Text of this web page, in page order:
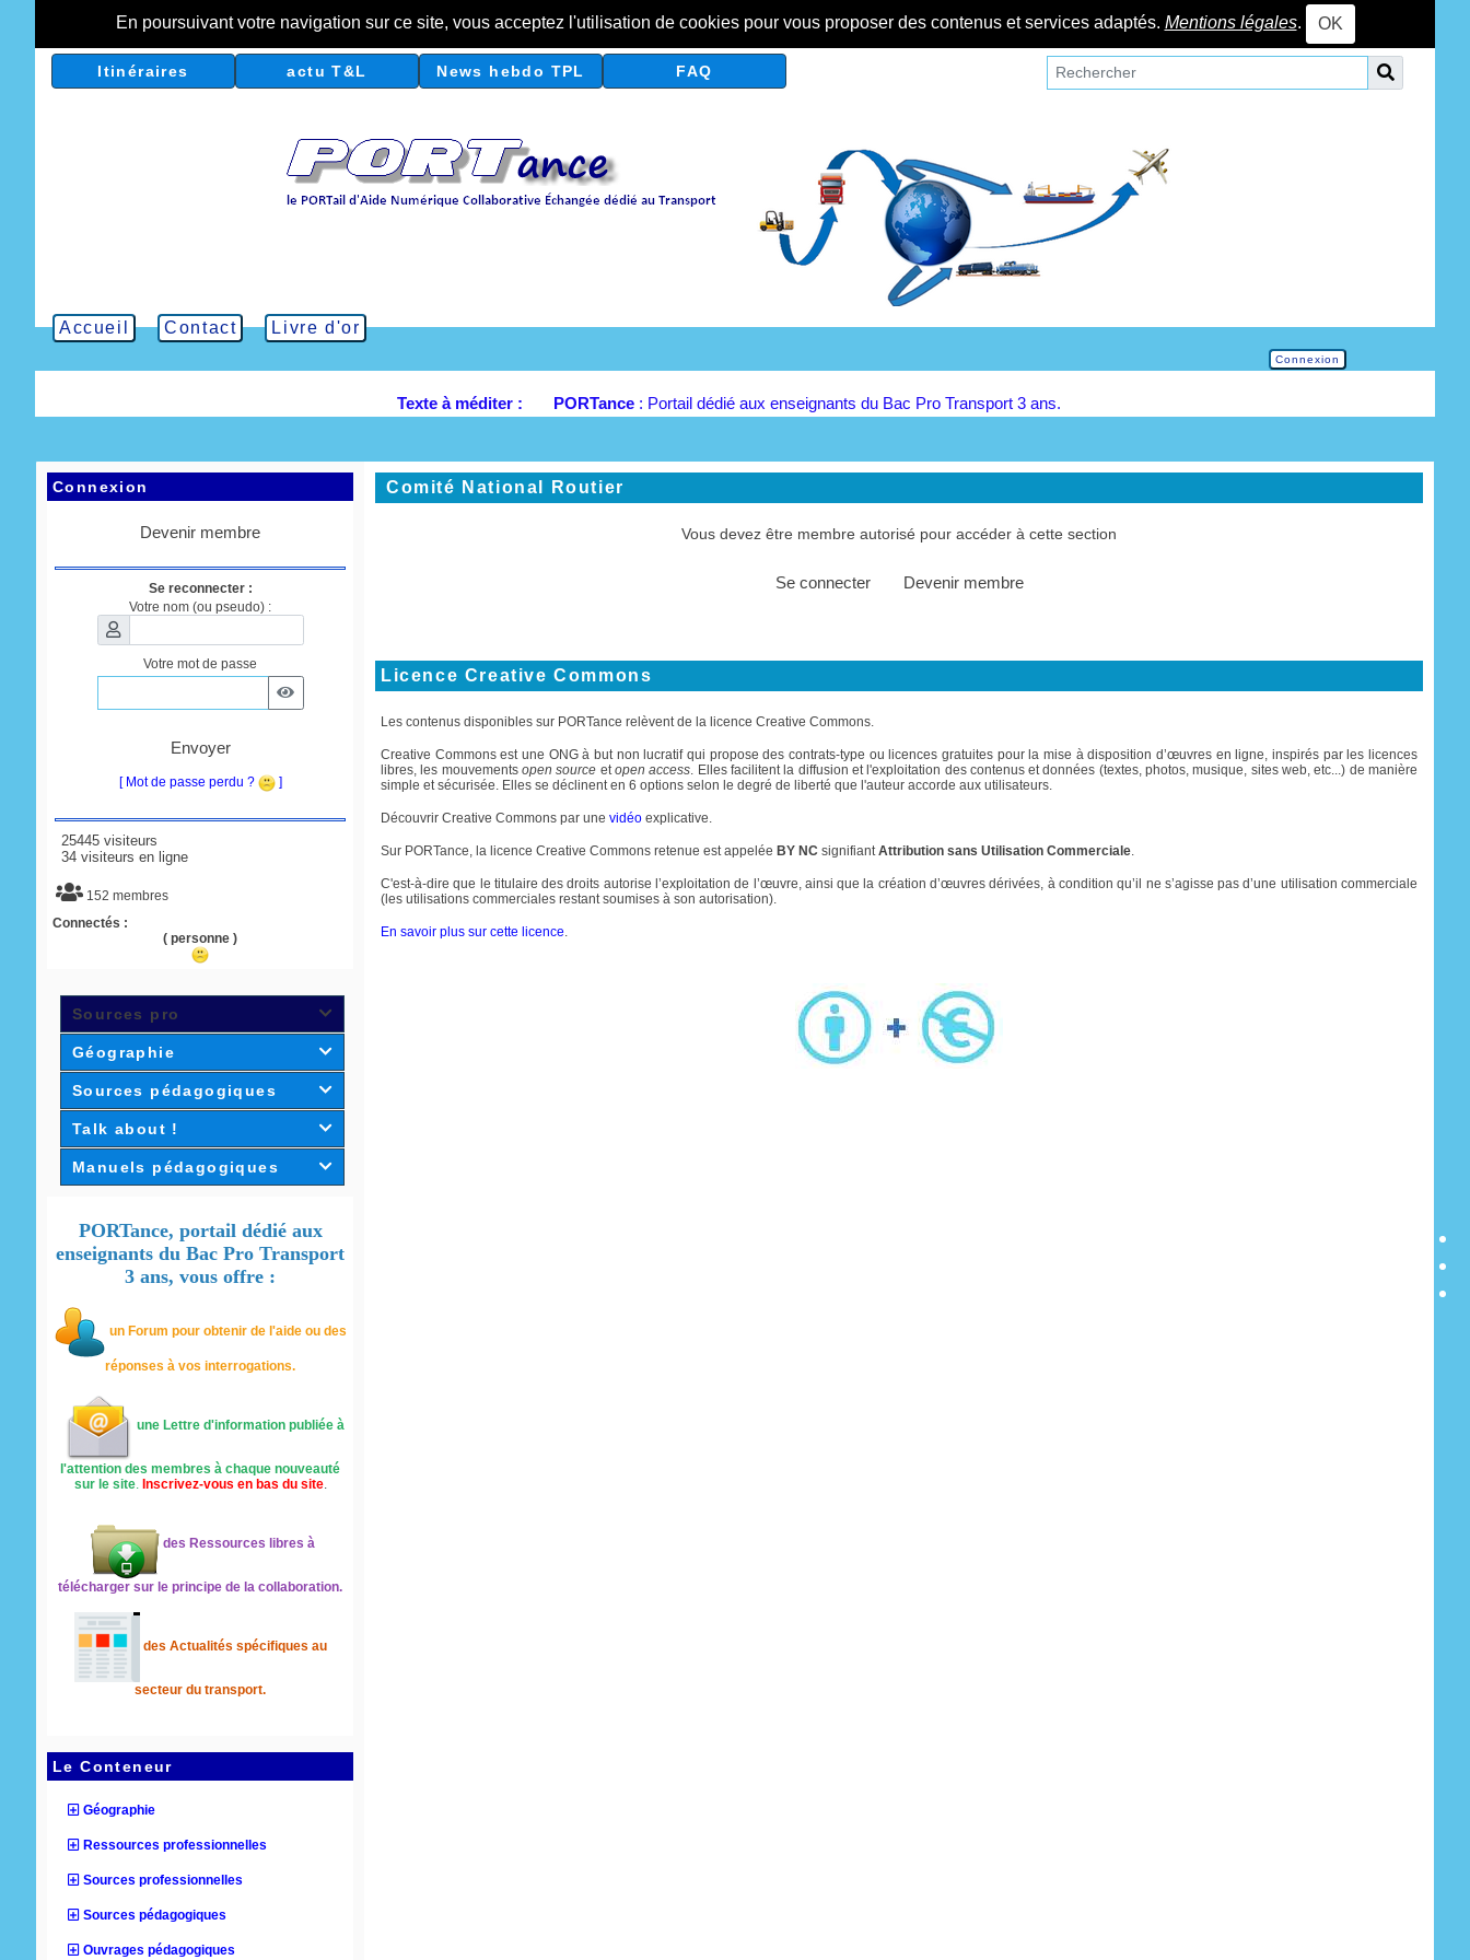
En poursuivant votre navigation sur ce site, vous acceptez l'utilisation de cookies pour vous proposer des contenus et services adaptés. Mentions légales. OK
Itinéraires actu T&L News hebdo TPL FAQ
Accueil
Connexion
Contact Livre d'or
Texte à méditer : PORTance: Portail dédié aux enseignants du Bac Pro Transport 3 ans.
Connexion
Devenir membre
Se reconnecter :
Votre nom (ou pseudo) :
Votre mot de passe
Envoyer
[ Mot de passe perdu ? ]
25445 visiteurs
34 visiteurs en ligne
152 membres
Connectés :
( personne )
Sources pro 
Géographie 
Sources pédagogiques 
Talk about ! 
Manuels pédagogiques 
PORTance, portail dédié aux
enseignants du Bac Pro Transport
3 ans, vous offre :
un Forum pour obtenir de l'aide ou des
réponses à vos interrogations.
une Lettre d'information publiée à
l'attention des membres à chaque nouveauté
sur le site. Inscrivez-vous en bas du site.
des Ressources libres à
télécharger sur le principe de la collaboration.
des Actualités spécifiques au
secteur du transport.
Le Conteneur
Géographie
Ressources professionnelles
Sources professionnelles
Sources pédagogiques
Ouvrages pédagogiques
Comité National Routier
Vous devez être membre autorisé pour accéder à cette section
Se connecter Devenir membre
Licence Creative Commons
Les contenus disponibles sur PORTance relèvent de la licence Creative Commons.
Creative Commons est une ONG à but non lucratif qui propose des contrats-type ou licences gratuites pour la mise à disposition d’œuvres en ligne, inspirés par les licences
libres, les mouvements open source etopen access. Elles facilitent la diffusion et l'exploitation des contenus et données (textes, photos, musique, sites web, etc...) de manière
simple et sécurisée. Elles se déclinent en 6 options selon le degré de liberté que l'auteur accorde aux utilisateurs.
Découvrir Creative Commons par une vidéo explicative.
Sur PORTance, la licence Creative Commons retenue est appelée BY NC signifiantAttribution sans Utilisation Commerciale.
C'est-à-dire que le titulaire des droits autorise l’exploitation de l’œuvre, ainsi que la création d’œuvres dérivées, à condition qu’il ne s’agisse pas d’une utilisation commerciale
(les utilisations commerciales restant soumises à son autorisation).
En savoir plus sur cette licence.